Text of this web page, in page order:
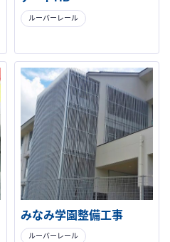
ルーバーレール
みなみ学園整備工事
ルーバーレール